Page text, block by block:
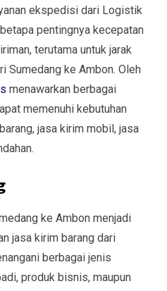
ekspedisi dari Logistik
pentingnya kecepatan
terutama untuk jarak
Sumedang ke Ambon. Oleh
menawarkan berbagai
memenuhi kebutuhan
jasa kirim mobil, jasa
ke Ambon menjadi
jasa kirim barang dari
berbagai jenis
produk bisnis, maupun